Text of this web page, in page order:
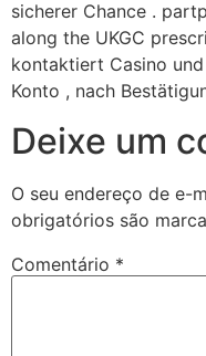
sicherer Chance .
along the UKGC
kontaktiert Casino
Konto , nach
Deixe um
O seu endereço de e-
obrigatórios são
Comentário *